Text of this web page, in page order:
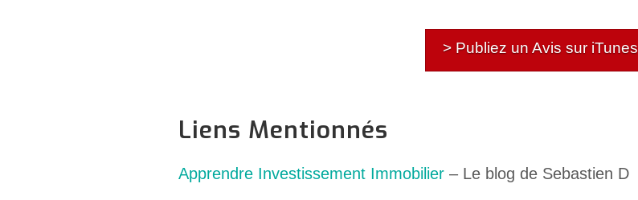
> Publiez un Avis sur iTunes
Liens Mentionnés
Apprendre Investissement Immobilier – Le blog de Sebastien D